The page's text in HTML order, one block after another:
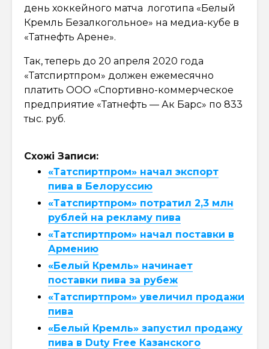
день хоккейного матча логотипа «Белый
Кремль Безалкогольное» на медиа-кубе в
«Татнефть Арене».
Так, теперь до 20 апреля 2020 года
«Татспиртпром» должен ежемесячно
платить ООО «Спортивно-коммерческое
предприятие «Татнефть — Ак Барс» по 833
тыс. руб.
Схожі Записи:
«Татспиртпром» начал экспорт
пива в Белоруссию
«Татспиртпром» потратил 2,3 млн
рублей на рекламу пива
«Татспиртпром» начал поставки в
Армению
«Белый Кремль» начинает
поставки пива за рубеж
«Татспиртпром» увеличил продажи
пива
«Белый Кремль» запустил продажу
пива в Duty Free Казанского